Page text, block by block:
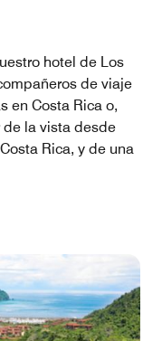
hotel de Los
de viaje
en Costa Rica o,
la vista desde
Rica, y de una